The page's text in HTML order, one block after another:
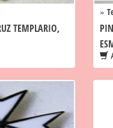
TEMPLARIO,
»